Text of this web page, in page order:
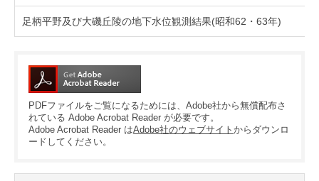
足柄平野及び大磯丘陵の地下水位観測結果(昭和62・63年)
PDFファイルをご覧になるためには、Adobe社から無償配布さ
れている Adobe Acrobat Reader が必要です。
Adobe Acrobat Reader はAdobe社のウェブサイト からダウンロ
ードしてください。